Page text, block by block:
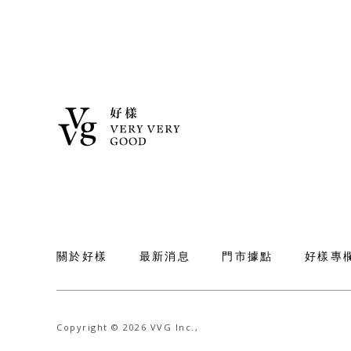
關於好樣 最新消息 門市據點 好樣專
Copyright © 2026 VVG Inc.,